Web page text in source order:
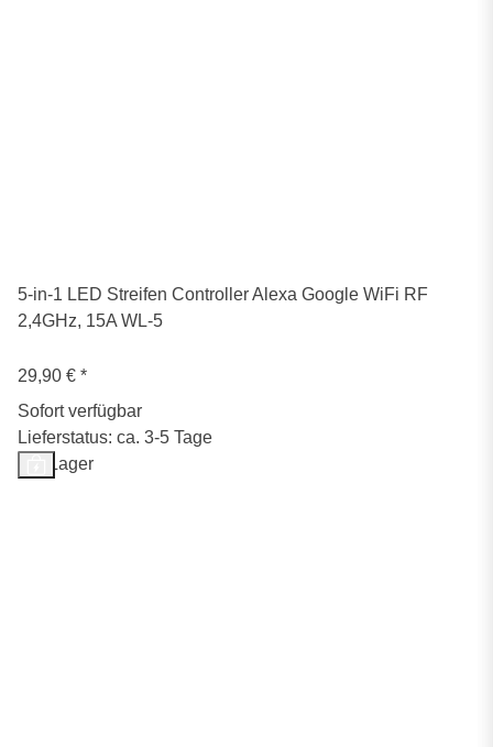
5-in-1 LED Streifen Controller Alexa Google WiFi RF
2,4GHz, 15A WL-5
29,90 € *
Sofort verfügbar
Lieferstatus: ca. 3-5 Tage
Auf Lager